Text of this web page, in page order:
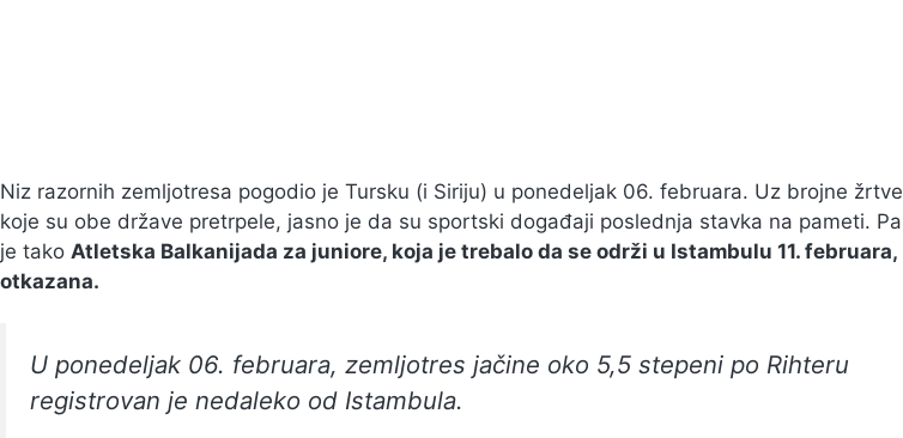
Niz razornih zemljotresa pogodio je Tursku (i Siriju) u ponedeljak 06. februara. Uz brojne žrtve
koje su obe države pretrpele, jasno je da su sportski događaji poslednja stavka na pameti. Pa
je tako Atletska Balkanijada za juniore, koja je trebalo da se održi u Istambulu 11. februara,
otkazana.
U ponedeljak 06. februara, zemljotres jačine oko 5,5 stepeni po Rihteru
registrovan je nedaleko od Istambula.